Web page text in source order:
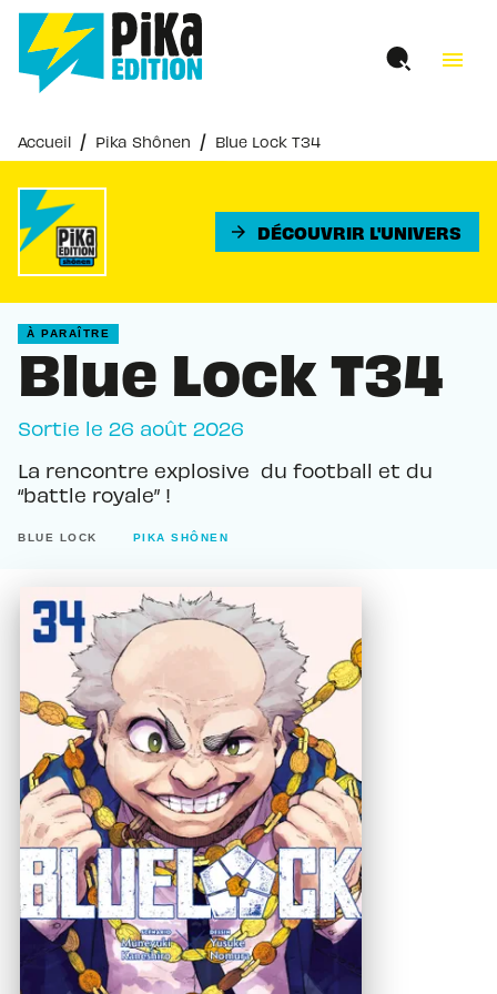
MENU RECHERCHE
PIED DE PAGE
menu
Accueil / Pika Shônen / Blue Lock T34
arrow_forward DÉCOUVRIR L'UNIVERS
À PARAÎTRE
Blue Lock T34
Sortie le 26 août 2026
La rencontre explosive du football et du
“battle royale” !
BLUE LOCK PIKA SHÔNEN